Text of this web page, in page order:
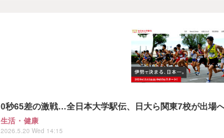
0秒65差の激戦…全日本大学駅伝、日大ら関東7校が出場
生活・健康
2026.5.20 Wed 14:15